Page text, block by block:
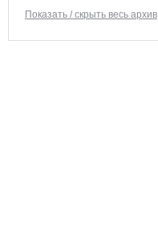
Показать / скрыть весь архив